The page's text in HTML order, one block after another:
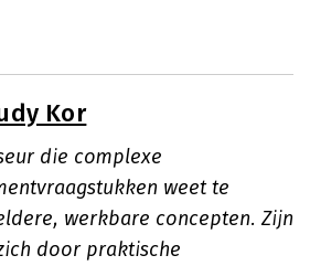
Kor
die complexe
weet te
werkbare concepten. Zijn
door praktische